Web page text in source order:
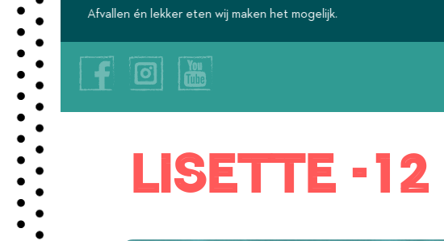
Afvallen én lekker eten wij maken het mogelijk.
Lisette -12